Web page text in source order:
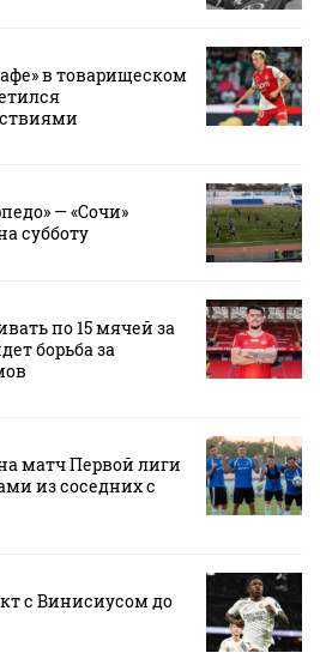
в товарищеском
— «Сочи»
субботу
по 15 мячей за
борьба за
матч Первой лиги
из соседних с
с Винисиусом до